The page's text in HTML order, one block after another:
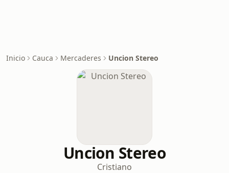
Inicio Cauca Mercaderes Uncion Stereo
Uncion Stereo
Cristiano